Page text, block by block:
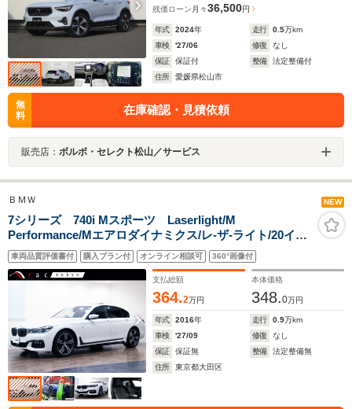
残価ローン 月々36,500円
年式 2024年 走行 0.5万km
車検
'27/06 修復
なし
保証
保証付 整備
法定整備付
住所
愛媛県松山市
無
料
在庫確認・見積依頼
販売店： ボルボ・セレクト松山／サービス
ＢＭＷ NEW
7シリーズ 740i Mスポーツ Laserlight/M
Performance/Mエアロダイナミクス/レ-ザ-ライト/20イン
チアルミ/サンル-フ/リア・サイドロ-ラ-ブラインド/フロン
トベンチレ-タ-/前後シ-トヒ-タ-/車線変更警告/ハイグロス
シャド-ライン/
車両品質評価書付 購入プラン付 オンライン相談可 360°画像付
支払総額
364.2万円
本体価格
348.0万円
年式 2016年 走行 0.9万km
車検
'27/09 修復
なし
保証
保証無 整備
法定整備無
住所
東京都大田区